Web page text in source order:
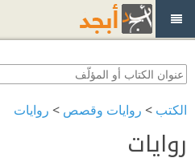
الكتب > روايات وقصص > روايات
روايات